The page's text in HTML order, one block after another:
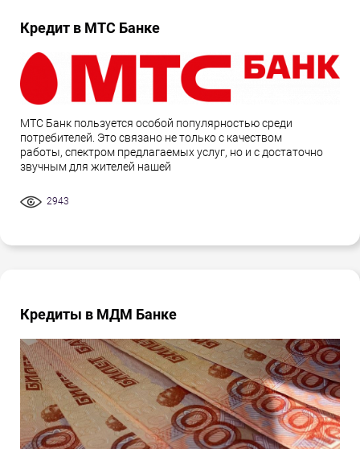
Кредит в МТС Банке
МТС Банк пользуется особой популярностью среди
потребителей. Это связано не только с качеством
работы, спектром предлагаемых услуг, но и с достаточно
звучным для жителей нашей
2943
Кредиты в МДМ Банке